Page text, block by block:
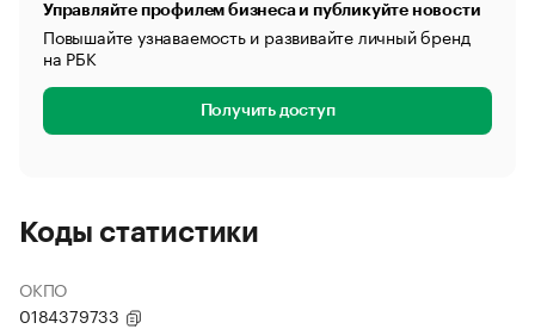
Управляйте профилем бизнеса и публикуйте новости
Повышайте узнаваемость и развивайте личный бренд
на РБК
Получить доступ
Коды статистики
ОКПО
0184379733